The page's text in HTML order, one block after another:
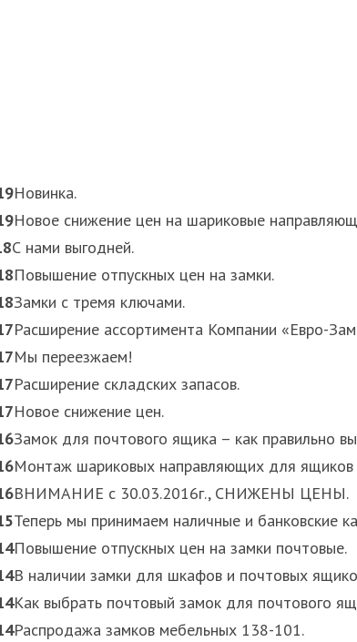
Новинка.
Новое снижение цен на шариковые
С нами выгодней.
Повышение отпускных цен на замки.
Замки с тремя ключами.
Расширение ассортимента Компании «Евро-
Мы переезжаем!
Расширение складских запасов.
Новое снижение цен.
Замок для почтового ящика – как правильно
Монтаж шариковых направляющих для ящиков
ВНИМАНИЕ с 30.03.2016г., СНИЖЕНЫ ЦЕНЫ.
Теперь мы принимаем наличные и банковские
Повышение отпускных цен на замки почтовые.
В наличии замки для шкафов и почтовых
Как выбрать почтовый замок для почтового
Распродажа замков мебельных 138-101.